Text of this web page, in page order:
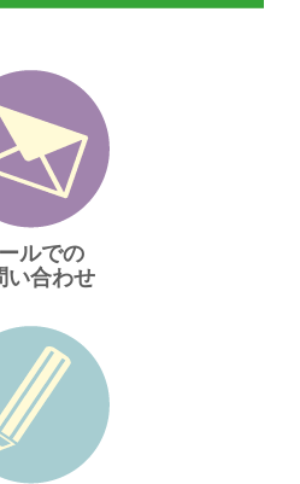
ルでの
い合わせ